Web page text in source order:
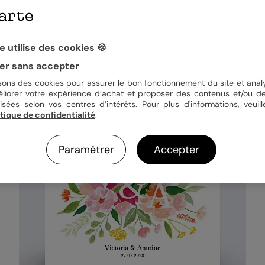
mariage virtuelles ont tout de vraies grandes ! Trendy, originales
utilise des cookies 🍪
sans accepter
des cookies pour assurer le bon fonctionnement du site et
votre expérience d’achat et proposer des contenus et/ou
selon vos centres d’intérêts. Pour plus d'informations,
de confidentialité.
Paramétrer Accepter